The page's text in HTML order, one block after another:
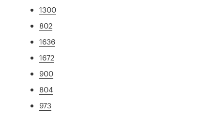
1300
802
1636
1672
900
804
973